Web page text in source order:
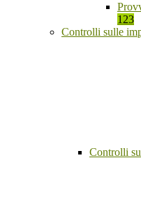
123
Controlli sulle
Controlli